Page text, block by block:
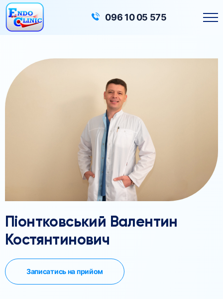
096 10 05 575
Головна Лікарі
Піонтковський Валентин
Костянтинович
Записатись на прийом